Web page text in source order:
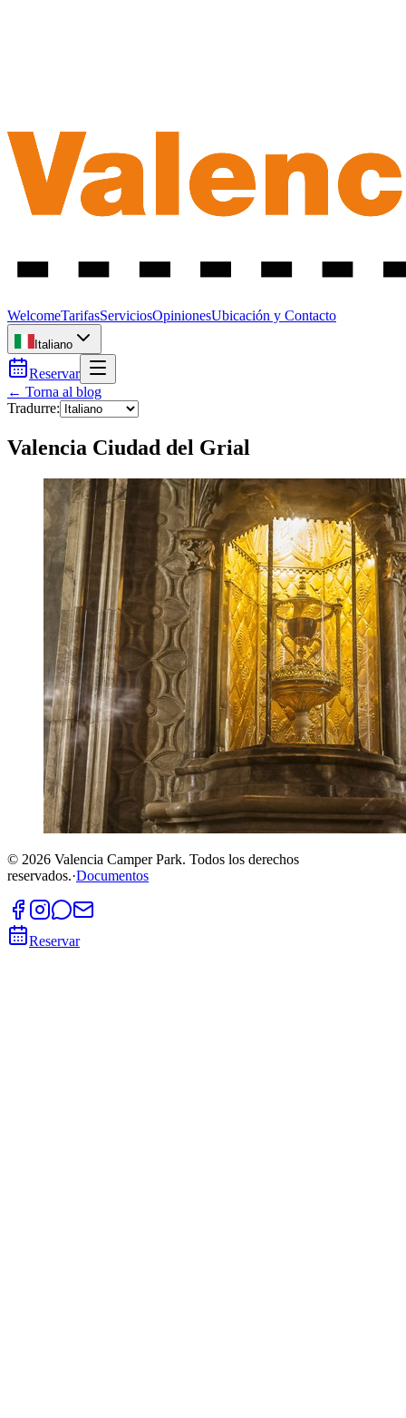
WelcomeTarifasServiciosOpinionesUbicación y Contacto
Italiano
Reservar
← Torna al blog
Tradurre:
Valencia Ciudad del Grial
© 2026 Valencia Camper Park. Todos los derechos
reservados.·Documentos
Reservar